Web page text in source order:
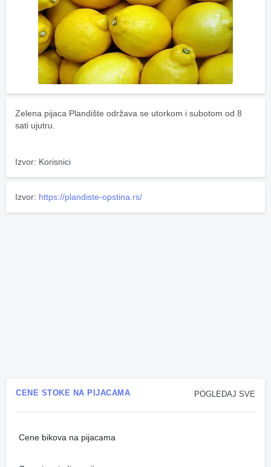
Zelena pijaca Plandište održava se utorkom i subotom od 8
sati ujutru.
Izvor: Korisnici
Izvor: https://plandiste-opstina.rs/
POGLEDAJ SVE
CENE STOKE NA PIJACAMA
Cene bikova na pijacama